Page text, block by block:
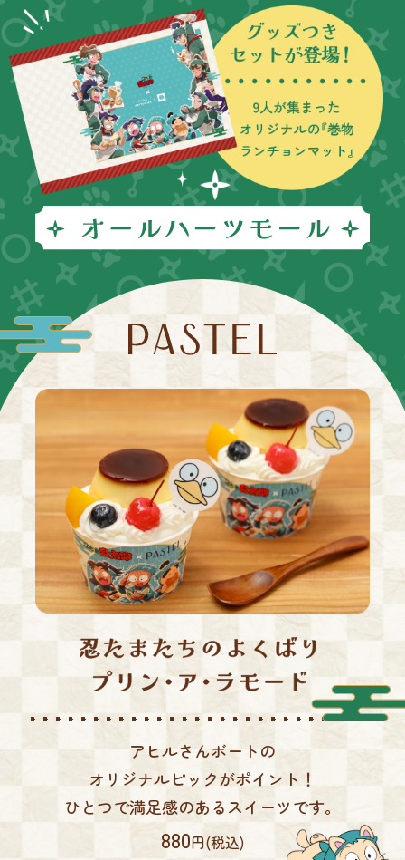
アヒルさんボートの
オリジナルピックがポイント！
ひとつで満足感のあるスイーツです。
880円(税込)